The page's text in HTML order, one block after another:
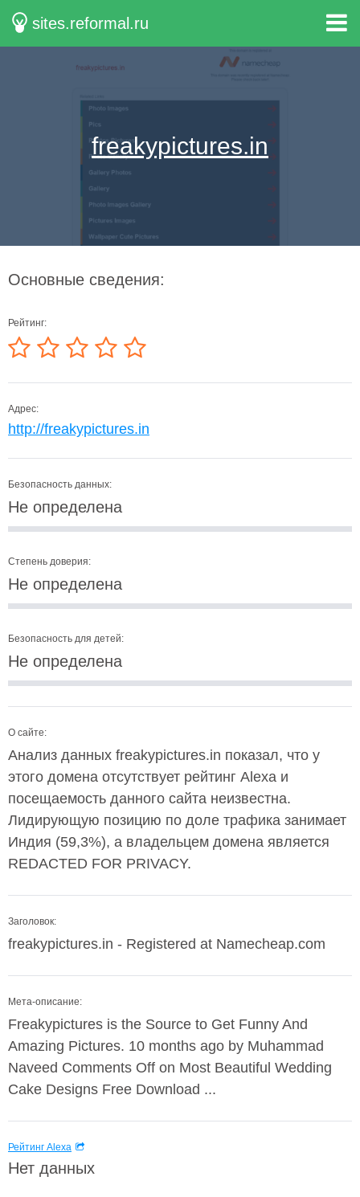
sites.reformal.ru
freakypictures.in
Основные сведения:
Рейтинг:
Адрес:
http://freakypictures.in
Безопасность данных:
Не определена
Степень доверия:
Не определена
Безопасность для детей:
Не определена
О сайте:
Анализ данных freakypictures.in показал, что у
этого домена отсутствует рейтинг Alexa и
посещаемость данного сайта неизвестна.
Лидирующую позицию по доле трафика занимает
Индия (59,3%), а владельцем домена является
REDACTED FOR PRIVACY.
Заголовок:
freakypictures.in - Registered at Namecheap.com
Мета-описание:
Freakypictures is the Source to Get Funny And
Amazing Pictures. 10 months ago by Muhammad
Naveed Comments Off on Most Beautiful Wedding
Cake Designs Free Download ...
Рейтинг Alexa
Нет данных